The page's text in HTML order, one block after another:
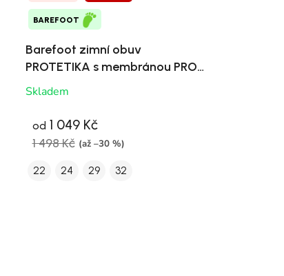
BAREFOOT
Barefoot zimní obuv
PROTETIKA s membránou PRO-
tex
Skladem
od 1 049 Kč
1 498 Kč (až –30 %)
22 24 29 32